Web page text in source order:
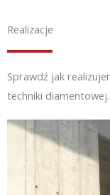
Realizacje
Sprawdź jak
techniki diamentowej.